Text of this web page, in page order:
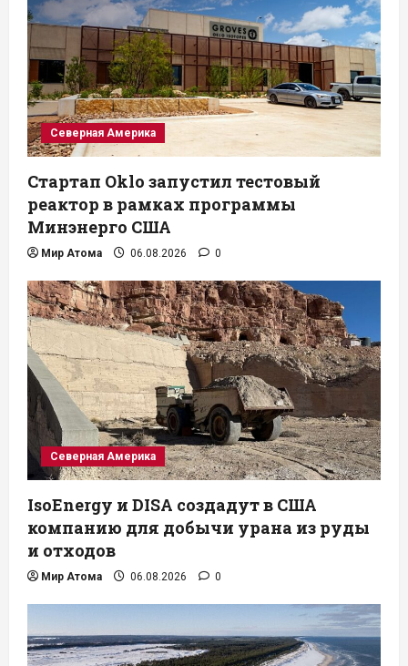
Северная Америка
Стартап Oklo запустил тестовый
реактор в рамках программы
Минэнерго США
Мир Атома 06.08.2026 0
Северная Америка
IsoEnergy и DISA создадут в США
компанию для добычи урана из руды
и отходов
Мир Атома 06.08.2026 0